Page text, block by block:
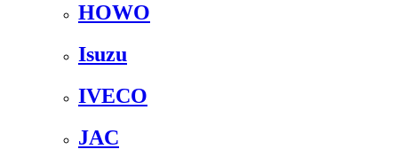
HOWO
Isuzu
IVECO
JAC